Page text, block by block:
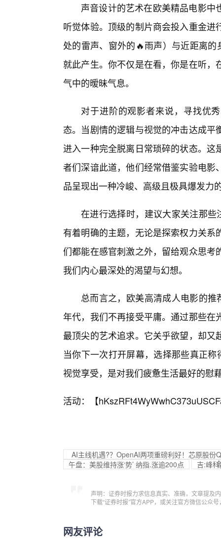
声音设计的艺术在欧美精品电影
听觉体验。顶级的制片商会投入重金
处的雷声、窗外的🔥雨声）与近距离
就此产生。你不仅是在看，你是在听
气中的暧昧气息。
对于进阶的观影者来说，寻找优
态。当剧情的逻辑与视觉的冲击达成
进入一种完全脱离日常琐碎的状态。
者们深谙此道，他们经常借鉴实验电
品呈现出一种冷峻、高级且极具爆发力
在进行选择时，建议大家关注那些
有着明确的主题，无论是探索权力关
们都能在感官刺激之外，留给观众思
我们内心最深处的渴望与幻想。
总而言之，欧美高清成人电影的推
年代，我们不再接受平庸。通过那些
最顶尖的艺术追求。它关乎欲望，却
当你下一次打开屏幕，选择那些真正
视觉享受，是对我们疲惫生活最好的慰
活动：【
AI主线机遇?？OpenAI两项重磅利好！芯原股
午盘：美股维持涨‘势’ 纳指.涨逾200点 吉:峰
声明：证券时报力求信息真实、准确，文章提及
下载“证券时报”官方APP，或关注官方微信公众
网友评论